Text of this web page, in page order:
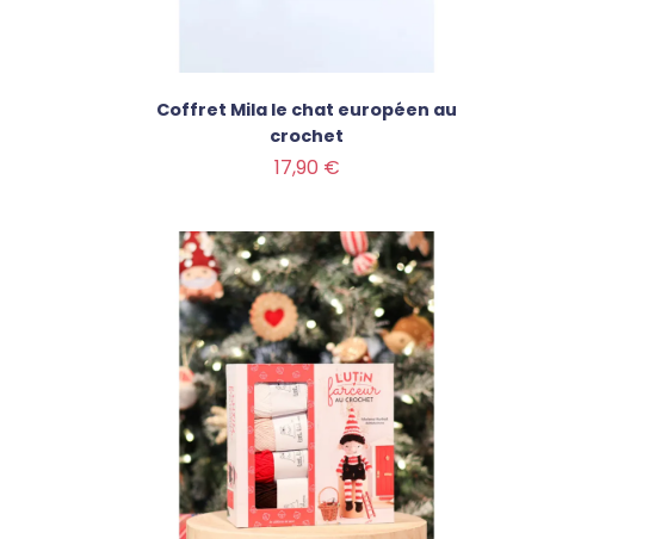
Coffret Mila le chat européen au
crochet
17,90 €